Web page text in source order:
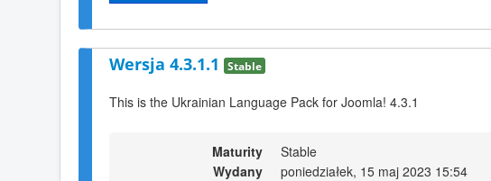
Wersja 4.3.1.1 Stable
This is the Ukrainian Language Pack for Joomla! 4.3.1
Maturity
Stable
Wydany
poniedziałek, 15 maj 2023 15:54